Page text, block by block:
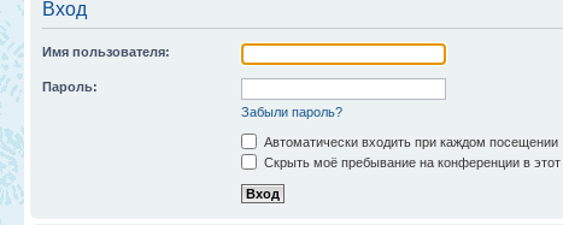
Вход
Имя пользователя:
Пароль:
Забыли пароль?
Автоматически входить при каждом посещении
Скрыть моё пребывание на конференции в этот